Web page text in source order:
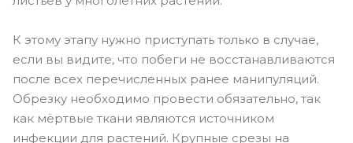
К этому этапу нужно приступать только в случае,
если вы видите, что побеги не восстанавливаются
после всех перечисленных ранее манипуляций.
Обрезку необходимо провести обязательно, так
как мёртвые ткани являются источником
инфекции для растений. Крупные срезы на